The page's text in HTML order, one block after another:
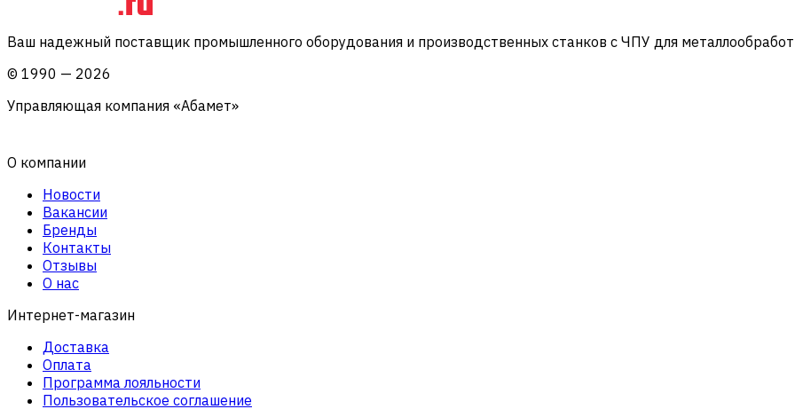
Ваш надежный поставщик промышленного оборудования и производственных станков с ЧПУ для
© 1990 — 2026
Управляющая компания «Абамет»
О компании
Новости
Вакансии
Бренды
Контакты
Отзывы
О нас
Интернет-магазин
Доставка
Оплата
Программа лояльности
Пользовательское соглашение